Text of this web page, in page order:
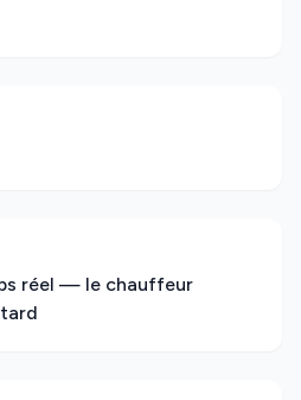
réel — le chauffeur